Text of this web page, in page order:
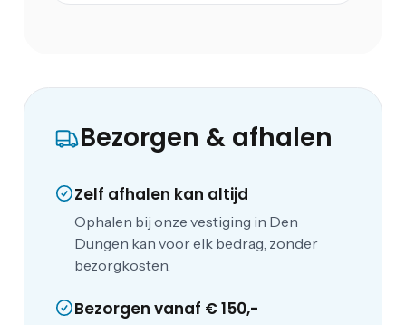
Bezorgen & afhalen
Zelf afhalen kan altijd
Ophalen bij onze vestiging in Den
Dungen kan voor elk bedrag, zonder
bezorgkosten.
Bezorgen vanaf € 150,-